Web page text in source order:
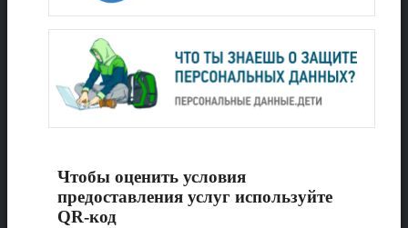
Чтобы оценить условия
предоставления услуг используйте
QR-код